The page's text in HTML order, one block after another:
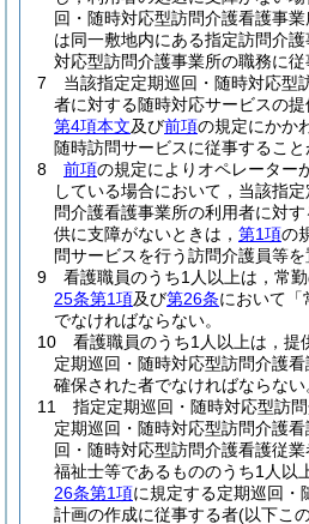
回・随時対応型訪問介護看護事
は同一敷地内にある指定訪問介
対応型訪問介護事業所の職務に従
7
当該指定定期巡回・随時対応型
者に対する随時対応サービスの提
第4項本文及び前項の規定にかか
随時訪問サービスに従事すること
8
前項の規定によりオペレーター
している場合において，当該指
問介護看護事業所の利用者に対
供に支障がないときは， 第1項の
問サービスを行う訪問介護員等を
9
看護職員のうち1人以上は，常
25条第1項及び第26条において「
でなければならない。
10
看護職員のうち1人以上は，提
定期巡回・随時対応型訪問介護
確保された者でなければならない
11
指定定期巡回・随時対応型訪
定期巡回・随時対応型訪問介護
回・随時対応型訪問介護看護従
福祉士等であるもののうち1人以
26条第1項に規定する定期巡回・
計画の作成に従事する者(以下こ